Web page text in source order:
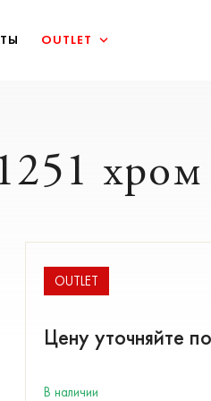
OUTLET
хром
OUTLET
Цену уточняйте
В наличии